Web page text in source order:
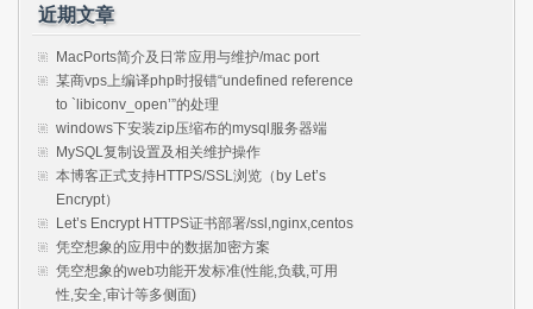
近期文章
MacPorts简介及日常应用与维护/mac port
某商vps上编译php时报错“undefined reference
to `libiconv_open’”的处理
windows下安装zip压缩布的mysql服务器端
MySQL复制设置及相关维护操作
本博客正式支持HTTPS/SSL浏览（by Let’s
Encrypt）
Let’s Encrypt HTTPS证书部署/ssl,nginx,centos
凭空想象的应用中的数据加密方案
凭空想象的web功能开发标准(性能,负载,可用
性,安全,审计等多侧面)